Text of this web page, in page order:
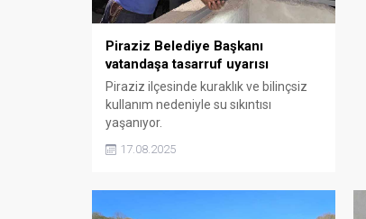
Piraziz Belediye Başkanı
vatandaşa tasarruf uyarısı
Piraziz ilçesinde kuraklık ve bilinçsiz
kullanım nedeniyle su sıkıntısı
yaşanıyor.
17.08.2025